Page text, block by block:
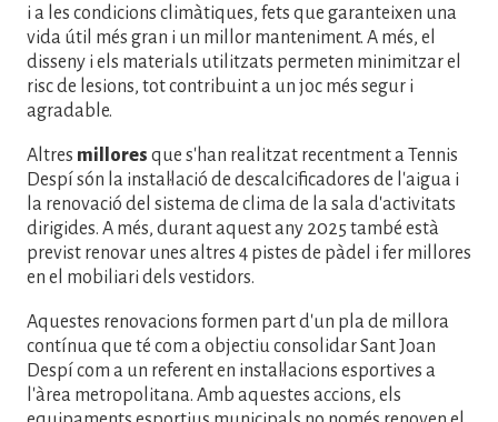
i a les condicions climàtiques, fets que garanteixen una
vida útil més gran i un millor manteniment. A més, el
disseny i els materials utilitzats permeten minimitzar el
risc de lesions, tot contribuint a un joc més segur i
agradable.
Altres millores que s'han realitzat recentment a Tennis
Despí són la instal·lació de descalcificadores de l'aigua i
la renovació del sistema de clima de la sala d'activitats
dirigides. A més, durant aquest any 2025 també està
previst renovar unes altres 4 pistes de pàdel i fer millores
en el mobiliari dels vestidors.
Aquestes renovacions formen part d'un pla de millora
contínua que té com a objectiu consolidar Sant Joan
Despí com a un referent en instal·lacions esportives a
l'àrea metropolitana. Amb aquestes accions, els